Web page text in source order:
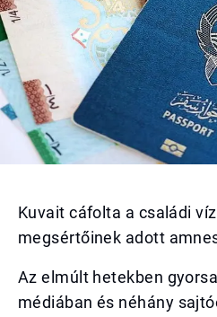
Kuvait cáfolta a családi
megsértőinek adott
Az elmúlt hetekben
médiában és néhány